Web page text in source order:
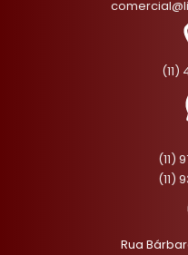
(11)
(11)
(11)
Rua